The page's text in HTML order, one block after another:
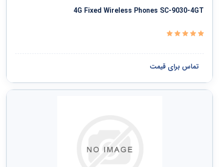
خدمات سیاسی و اجتماعی
سازمانها و کلوپها
مشاهده همه ›
4G Fixed Wireless Phones SC-9030-4GT
تماس برای قیمت